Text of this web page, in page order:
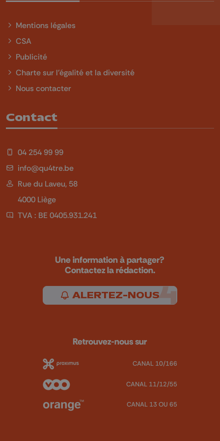
Mentions légales
CSA
Publicité
Charte sur l'égalité et la diversité
Nous contacter
Contact
04 254 99 99
info@qu4tre.be
Rue du Laveu, 58
4000 Liège
TVA : BE 0405.931.241
Une information à partager?
Contactez la rédaction.
ALERTEZ-NOUS
Retrouvez-nous sur
CANAL 10/166
CANAL 11/12/55
CANAL 13 OU 65